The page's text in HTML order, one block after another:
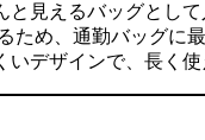
と見えるバッグとし
ため、通勤バッグに
いデザインで、長く